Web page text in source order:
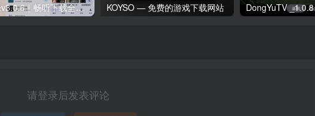
听海音乐v3.0.6｜畅听下载全网歌曲 无损音质下载歌曲 KOYSO — 免费的游戏下载网站
请登录后发表评论